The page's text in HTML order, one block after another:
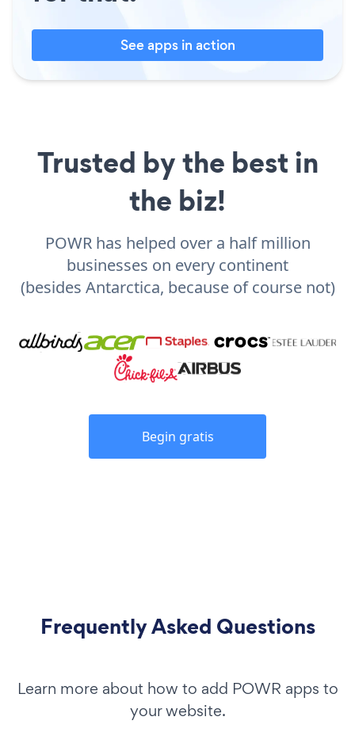
See apps in action
Trusted by the best in
the biz!
POWR has helped over a half million
businesses on every continent
(besides Antarctica, because of course not)
Begin gratis
Frequently Asked Questions
Learn more about how to add POWR apps to
your website.